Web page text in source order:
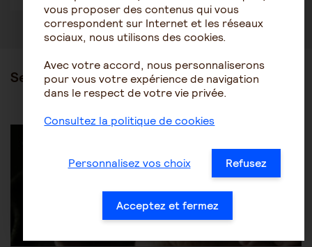
Ses articles
Les pathologies du vieillissement Autres pathologies
vous proposer des contenus qui vous
correspondent sur Internet et les réseaux
sociaux, nous utilisons des cookies.
Avec votre accord, nous personnaliserons
pour vous votre expérience de navigation
dans le respect de votre vie privée.
Consultez la politique de cookies
Personnalisez vos choix Refusez
Acceptez et fermez